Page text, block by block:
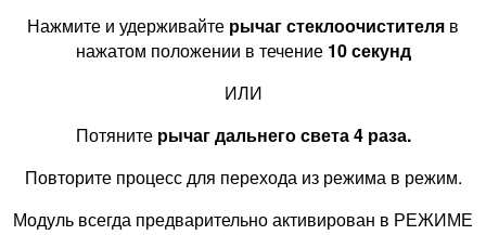
Нажмите и удерживайте рычаг стеклоочистителя в
нажатом положении в течение 10 секунд
ИЛИ
Потяните рычаг дальнего света 4 раза.
Повторите процесс для перехода из режима в режим.
Модуль всегда предварительно активирован в РЕЖИМЕ